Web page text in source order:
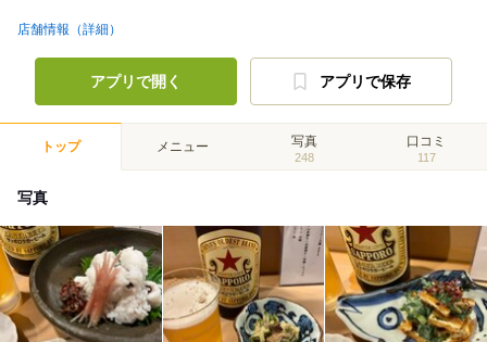
店舗情報（詳細）
アプリで開く アプリで保存
トップ メニュー 写真
248
口コミ
117
写真